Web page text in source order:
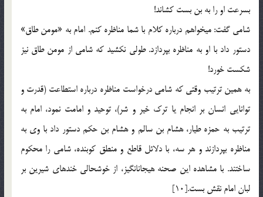
بسرعت او را به بن بست كشاند!
شامی گفت: می‏خواهم درباره كلام با شما مناظره كنم. امام به «مومن طاق»
دستور داد با او به مناظره بپردازد. طولی نكشید كه شامی از مومن طاق نیز
شكست خورد!
به همین ترتیب وقتی كه شامی درخواست مناظره درباره استطاعت (قدرت و
توانایی انسان بر انجام یا ترك خیر و شر)، توحید و امامت نمود، امام به
ترتیب به حمزه طیار، هشام بن سالم و هشام بن حكم دستور داد با وی به
مناظره بپردازند و هر سه، با دلائل قاطع و منطق كوبنده، شامی را محكوم
ساختند. با مشاهده این صحنه هیجان‏انگیز، از خوشحالی خنده‏ای شیرین بر
لبان امام نقش بست.[10]